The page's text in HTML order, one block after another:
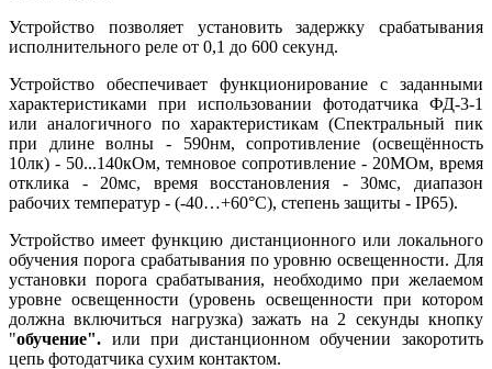
Устройство позволяет установить задержку срабатывания
исполнительного реле от 0,1 до 600 секунд.
Устройство обеспечивает функционирование с заданными
характеристиками при использовании фотодатчика ФД-3-1
или аналогичного по характеристикам (Спектральный пик
при длине волны - 590нм, сопротивление (освещённость
10лк) - 50...140кОм, темновое сопротивление - 20МОм, время
отклика - 20мс, время восстановления - 30мс, диапазон
рабочих температур - (-40…+60°С), степень защиты - IP65).
Устройство имеет функцию дистанционного или локального
обучения порога срабатывания по уровню освещенности. Для
установки порога срабатывания, необходимо при желаемом
уровне освещенности (уровень освещенности при котором
должна включиться нагрузка) зажать на 2 секунды кнопку
"обучение". или при дистанционном обучении закоротить
цепь фотодатчика сухим контактом.